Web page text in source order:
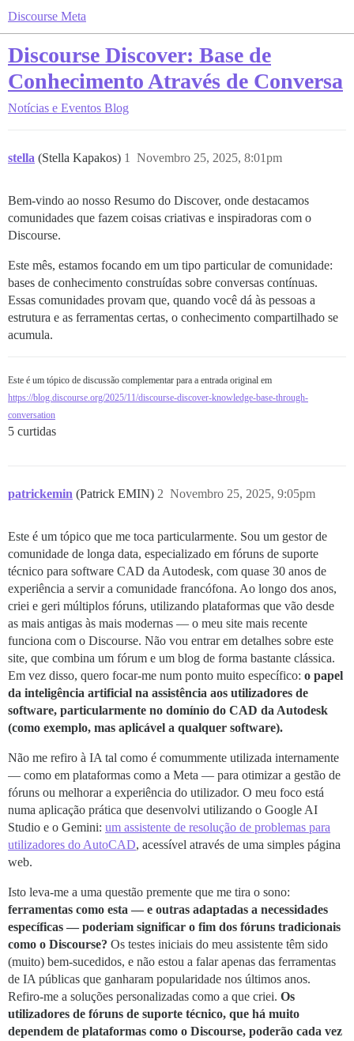
Discourse Meta
Discourse Discover: Base de
Conhecimento Através de Conversa
Notícias e Eventos Blog
stella (Stella Kapakos) Novembro 25, 2025, 8:01pm
1
Bem-vindo ao nosso Resumo do Discover, onde destacamos
comunidades que fazem coisas criativas e inspiradoras com o
Discourse.
Este mês, estamos focando em um tipo particular de comunidade:
bases de conhecimento construídas sobre conversas contínuas.
Essas comunidades provam que, quando você dá às pessoas a
estrutura e as ferramentas certas, o conhecimento compartilhado se
acumula.
Este é um tópico de discussão complementar para a entrada original em
https://blog.discourse.org/2025/11/discourse-discover-knowledge-base-through-
conversation
5 curtidas
patrickemin (Patrick EMIN) Novembro 25, 2025, 9:05pm
2
Este é um tópico que me toca particularmente. Sou um gestor de
comunidade de longa data, especializado em fóruns de suporte
técnico para software CAD da Autodesk, com quase 30 anos de
experiência a servir a comunidade francófona. Ao longo dos anos,
criei e geri múltiplos fóruns, utilizando plataformas que vão desde
as mais antigas às mais modernas — o meu site mais recente
funciona com o Discourse. Não vou entrar em detalhes sobre este
site, que combina um fórum e um blog de forma bastante clássica.
Em vez disso, quero focar-me num ponto muito específico: o papel
da inteligência artificial na assistência aos utilizadores de
software, particularmente no domínio do CAD da Autodesk
(como exemplo, mas aplicável a qualquer software).
Não me refiro à IA tal como é comummente utilizada internamente
— como em plataformas como a Meta — para otimizar a gestão de
fóruns ou melhorar a experiência do utilizador. O meu foco está
numa aplicação prática que desenvolvi utilizando o Google AI
Studio e o Gemini: um assistente de resolução de problemas para
utilizadores do AutoCAD, acessível através de uma simples página
web.
Isto leva-me a uma questão premente que me tira o sono:
ferramentas como esta — e outras adaptadas a necessidades
específicas — poderiam significar o fim dos fóruns tradicionais
como o Discourse? Os testes iniciais do meu assistente têm sido
(muito) bem-sucedidos, e não estou a falar apenas das ferramentas
de IA públicas que ganharam popularidade nos últimos anos.
Refiro-me a soluções personalizadas como a que criei. Os
utilizadores de fóruns de suporte técnico, que há muito
dependem de plataformas como o Discourse, poderão cada vez